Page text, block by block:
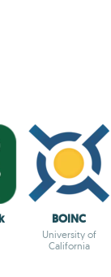
BOINC
University of
California